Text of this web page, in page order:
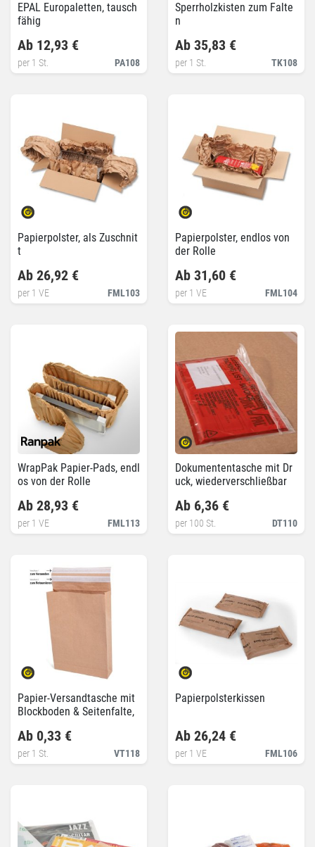
EPAL Europaletten, tausch
fähig
PA108
Ab 12,93 €
per 1 St.
Sperrholzkisten zum Falte
n
TK108
Ab 35,83 €
per 1 St.
Papierpolster, als Zuschnit
t
FML103
Ab 26,92 €
per 1 VE
Papierpolster, endlos von
der Rolle
FML104
Ab 31,60 €
per 1 VE
WrapPak Papier-Pads, endl
os von der Rolle
FML113
Ab 28,93 €
per 1 VE
Dokumententasche mit Dr
uck, wiederverschließbar
DT110
Ab 6,36 €
per 100 St.
Papier-Versandtasche mit
Blockboden & Seitenfalte,
VT118
Ab 0,33 €
per 1 St.
Papierpolsterkissen
FML106
Ab 26,24 €
per 1 VE